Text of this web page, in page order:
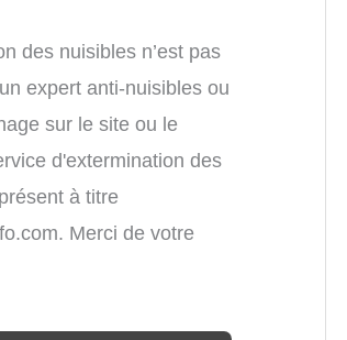
des nuisibles n’est pas
expert anti-nuisibles ou
sur le site ou le
d'extermination des
à titre
Merci de votre